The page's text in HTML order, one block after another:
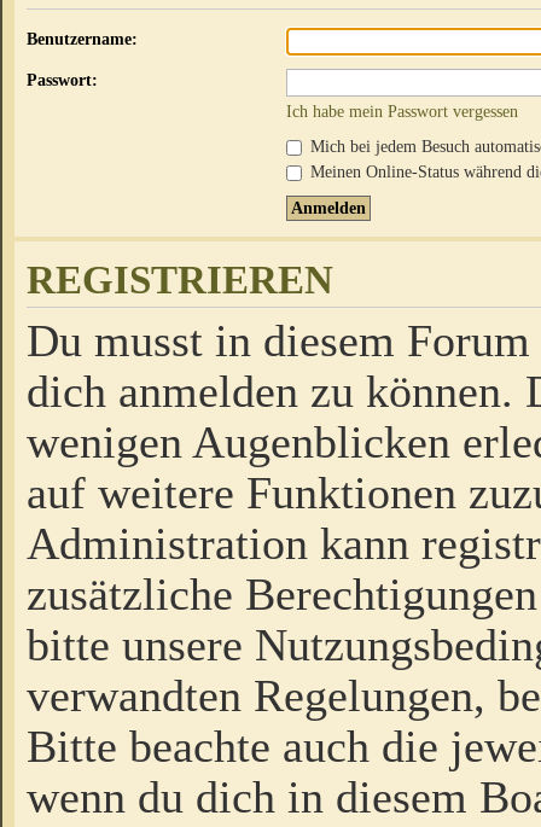
Benutzername:
Passwort:
Ich habe mein Passwort vergessen
Mich bei jedem Besuch
Meinen Online-Status während
REGISTRIEREN
Du musst in diesem
dich anmelden zu
wenigen Augenblicken
auf weitere Funktionen
Administration kann
zusätzliche
bitte unsere
verwandten Regelungen,
Bitte beachte auch die
wenn du dich in diesem